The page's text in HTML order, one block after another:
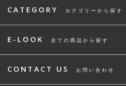
CATEGORY カテゴリーから探す
E-LOOK 全ての商品から探す
CONTACT US お問い合わせ